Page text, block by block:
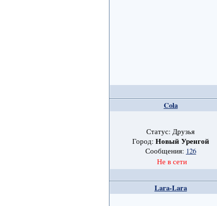
Cola
Статус: Друзья
Город: Новый Уренгой
Сообщения: 126
Не в сети
Lara-Lara